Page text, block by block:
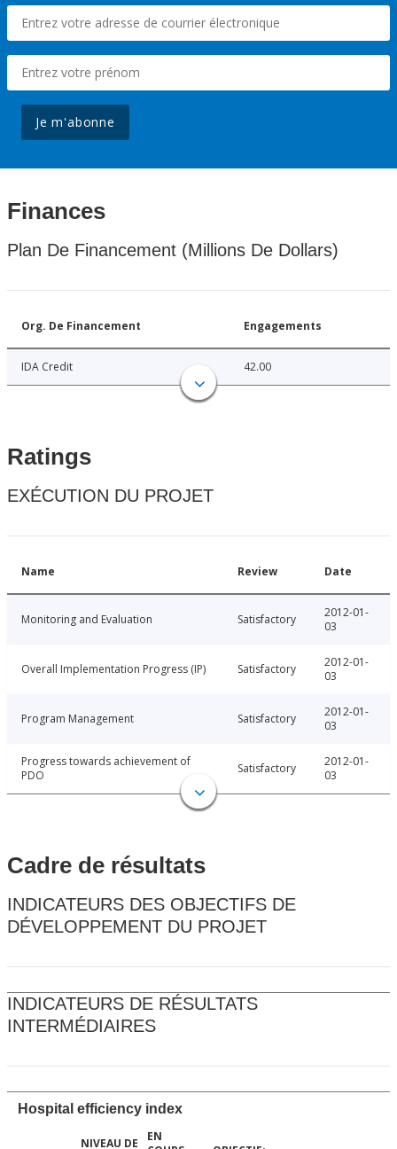
Je m'abonne
Finances
Plan De Financement (Millions De Dollars)
Org. De Financement Engagements
IDA Credit 42.00
Ratings
EXÉCUTION DU PROJET
Name Review Date
Monitoring and Evaluation Satisfactory
2012-01-
03
Overall Implementation Progress (IP) Satisfactory
2012-01-
03
Program Management Satisfactory
2012-01-
03
Progress towards achievement of
PDO
Satisfactory
2012-01-
03
Cadre de résultats
INDICATEURS DES OBJECTIFS DE
DÉVELOPPEMENT DU PROJET
INDICATEURS DE RÉSULTATS
INTERMÉDIAIRES
Hospital efficiency index